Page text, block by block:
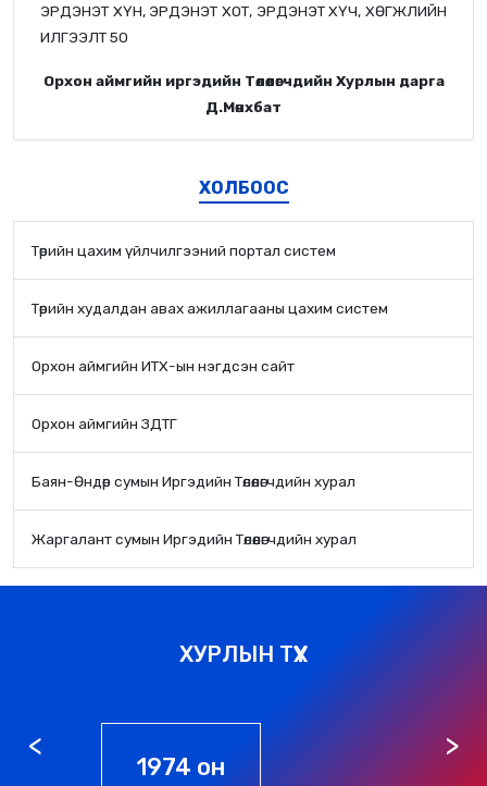
ЭРДЭНЭТ ХҮН, ЭРДЭНЭТ ХОТ, ЭРДЭНЭТ ХҮЧ, ХӨГЖЛИЙН
ИЛГЭЭЛТ 50
Орхон аймгийн иргэдийн Төлөөлөгчдийн Хурлын дарга
Д.Мөнхбат
ХОЛБООС
Төрийн цахим үйлчилгээний портал систем
Төрийн худалдан авах ажиллагааны цахим систем
Орхон аймгийн ИТХ-ын нэгдсэн сайт
Орхон аймгийн ЗДТГ
Баян-Өндөр сумын Иргэдийн Төлөөлөгчдийн хурал
Жаргалант сумын Иргэдийн Төлөөлөгчдийн хурал
ХУРЛЫН ТҮҮХ
1976 он